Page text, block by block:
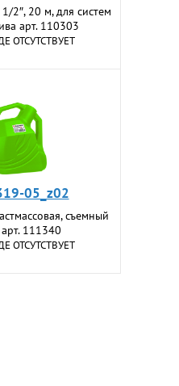
2″, 20 м, для систем
арт. 110303
ОТСУТСТВУЕТ
05_z02
съемный
111340
ОТСУТСТВУЕТ